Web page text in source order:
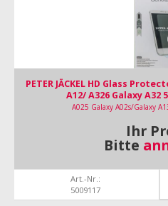
PETER JÄCKEL HD Glass
A12/ A326 Galaxy A32
A025 Galaxy A02s/Galaxy
Ihr
Bitte
Art.-Nr.:
5009117